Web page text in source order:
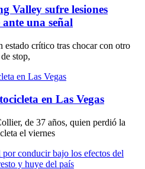
Valley sufre lesiones
una señal
estado crítico tras chocar con otro
stop,
en Las Vegas
de 37 años, quien perdió la
el viernes